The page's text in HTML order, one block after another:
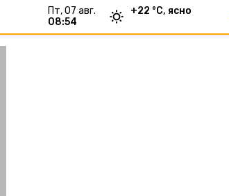
пт, 07 авг.
08:54
+22 °С, ясно